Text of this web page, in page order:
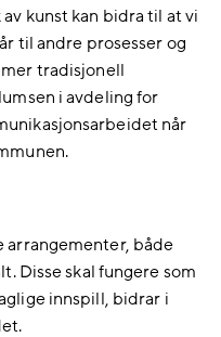
kunst kan bidra til at vi
til andre prosesser og
tradisjonell
i avdeling for
når
arrangementer, både
Disse skal fungere som
innspill, bidrar i